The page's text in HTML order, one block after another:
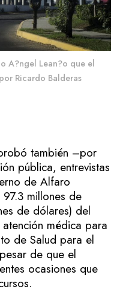
A?ngel Lean?o que el
Ricardo Balderas
también –por
pública, entrevistas
de Alfaro
millones de
de dólares) del
médica para
de Salud para el
de que el
ocasiones que